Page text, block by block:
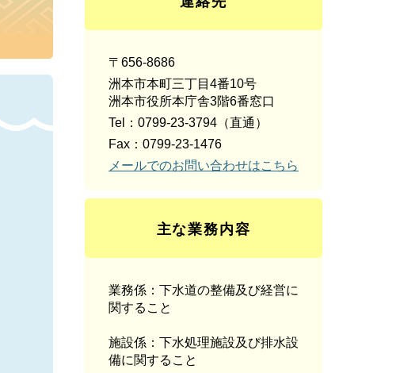
〒656-8686
洲本市本町三丁目4番10号
洲本市役所本庁舎3階6番窓口
Tel：0799-23-3794 （直通）
Fax：0799-23-1476
メールでのお問い合わせはこちら
主な業務内容
業務係：下水道の整備及び経営に
関すること
施設係：下水処理施設及び排水設
備に関すること